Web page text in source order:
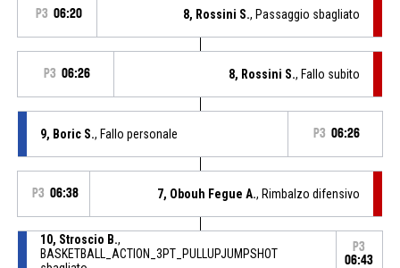
P3 06:20 8, Rossini S., Passaggio sbagliato
P3 06:26 8, Rossini S., Fallo subito
9, Boric S., Fallo personale P3 06:26
P3 06:38 7, Obouh Fegue A., Rimbalzo difensivo
10, Stroscio B.,
BASKETBALL_ACTION_3PT_PULLUPJUMPSHOT
P3
06:43